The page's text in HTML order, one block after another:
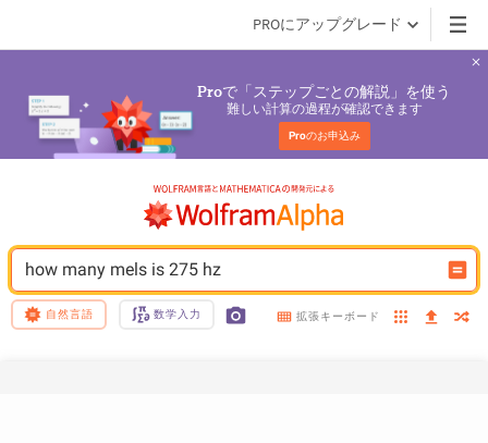
PROにアップグレード
Proで「ステップごとの解説」を使う
難しい計算の過程が確認できます
Proのお申込み
how many mels is 275 hz
自然言語 数学入力 拡張キーボード